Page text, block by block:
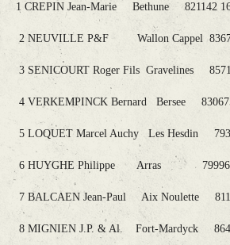
1 CREPIN Jean-Marie Bethune 821142
2 NEUVILLE P&F Wallon Cappel
3 SENICOURT Roger Fils Gravelines
4 VERKEMPINCK Bernard Bersee
5 LOQUET Marcel Auchy Les Hesdin
6 HUYGHE Philippe Arras 799967
7 BALCAEN Jean-Paul Aix Noulette
8 MIGNIEN J.P. & Al. Fort-Mardyck